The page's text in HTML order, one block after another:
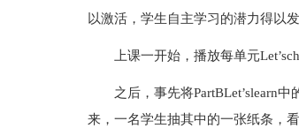
以激活，学生自主学习的潜力得以发
上课一开始，播放每单元
之后，事先将PartBLet’slearn
来，一名学生抽其中的一张纸条，